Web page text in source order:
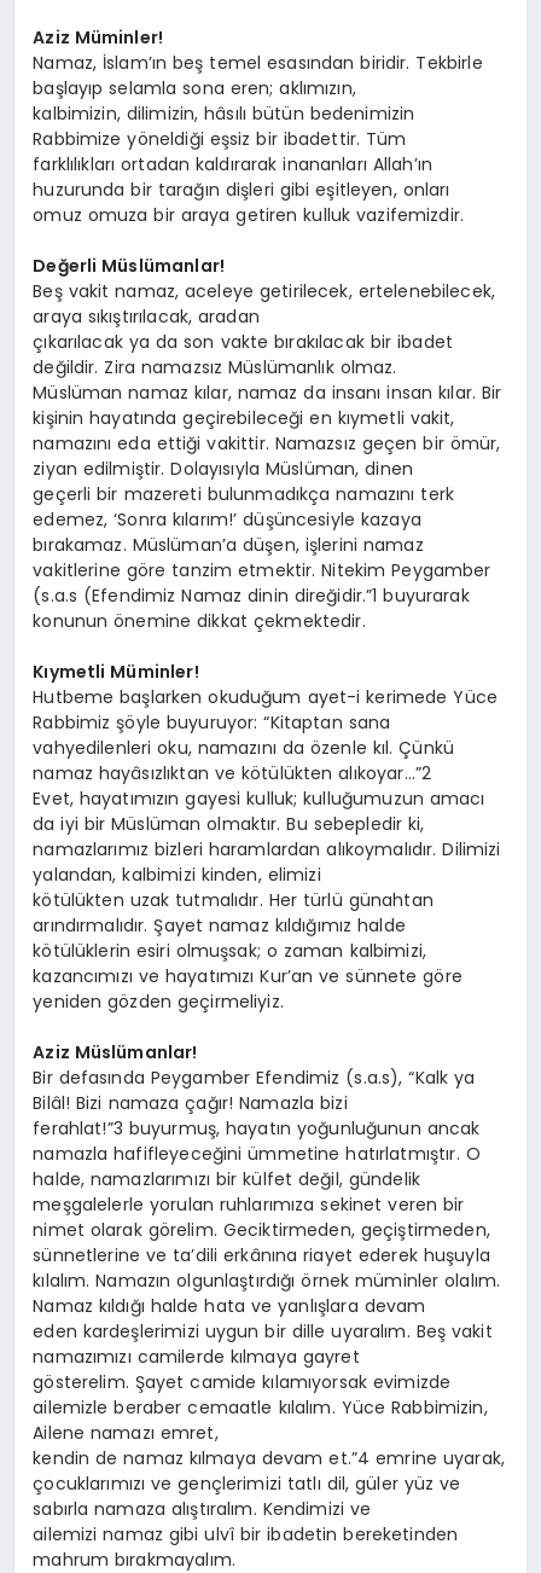
Aziz Müminler!
Namaz, İslam’ın beş temel esasından biridir. Tekbirle
başlayıp selamla sona eren; aklımızın,
kalbimizin, dilimizin, hâsılı bütün bedenimizin
Rabbimize yöneldiği eşsiz bir ibadettir. Tüm
farklılıkları ortadan kaldırarak inananları Allah’ın
huzurunda bir tarağın dişleri gibi eşitleyen, onları
omuz omuza bir araya getiren kulluk vazifemizdir.
Değerli Müslümanlar!
Beş vakit namaz, aceleye getirilecek, ertelenebilecek,
araya sıkıştırılacak, aradan
çıkarılacak ya da son vakte bırakılacak bir ibadet
değildir. Zira namazsız Müslümanlık olmaz.
Müslüman namaz kılar, namaz da insanı insan kılar. Bir
kişinin hayatında geçirebileceği en kıymetli vakit,
namazını eda ettiği vakittir. Namazsız geçen bir ömür,
ziyan edilmiştir. Dolayısıyla Müslüman, dinen
geçerli bir mazereti bulunmadıkça namazını terk
edemez, ‘Sonra kılarım!’ düşüncesiyle kazaya
bırakamaz. Müslüman’a düşen, işlerini namaz
vakitlerine göre tanzim etmektir. Nitekim Peygamber
(s.a.s (Efendimiz Namaz dinin direğidir.”1 buyurarak
konunun önemine dikkat çekmektedir.
Kıymetli Müminler!
Hutbeme başlarken okuduğum ayet-i kerimede Yüce
Rabbimiz şöyle buyuruyor: “Kitaptan sana
vahyedilenleri oku, namazını da özenle kıl. Çünkü
namaz hayâsızlıktan ve kötülükten alıkoyar…”2
Evet, hayatımızın gayesi kulluk; kulluğumuzun amacı
da iyi bir Müslüman olmaktır. Bu sebepledir ki,
namazlarımız bizleri haramlardan alıkoymalıdır. Dilimizi
yalandan, kalbimizi kinden, elimizi
kötülükten uzak tutmalıdır. Her türlü günahtan
arındırmalıdır. Şayet namaz kıldığımız halde
kötülüklerin esiri olmuşsak; o zaman kalbimizi,
kazancımızı ve hayatımızı Kur’an ve sünnete göre
yeniden gözden geçirmeliyiz.
Aziz Müslümanlar!
Bir defasında Peygamber Efendimiz (s.a.s), “Kalk ya
Bilâl! Bizi namaza çağır! Namazla bizi
ferahlat!”3 buyurmuş, hayatın yoğunluğunun ancak
namazla hafifleyeceğini ümmetine hatırlatmıştır. O
halde, namazlarımızı bir külfet değil, gündelik
meşgalelerle yorulan ruhlarımıza sekinet veren bir
nimet olarak görelim. Geciktirmeden, geçiştirmeden,
sünnetlerine ve ta’dili erkânına riayet ederek huşuyla
kılalım. Namazın olgunlaştırdığı örnek müminler olalım.
Namaz kıldığı halde hata ve yanlışlara devam
eden kardeşlerimizi uygun bir dille uyaralım. Beş vakit
namazımızı camilerde kılmaya gayret
gösterelim. Şayet camide kılamıyorsak evimizde
ailemizle beraber cemaatle kılalım. Yüce Rabbimizin,
Ailene namazı emret,
kendin de namaz kılmaya devam et.”4 emrine uyarak,
çocuklarımızı ve gençlerimizi tatlı dil, güler yüz ve
sabırla namaza alıştıralım. Kendimizi ve
ailemizi namaz gibi ulvî bir ibadetin bereketinden
mahrum bırakmayalım.